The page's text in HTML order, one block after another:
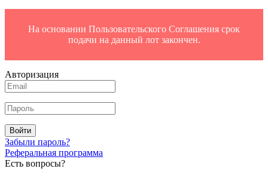
На основании Пользовательского Соглашения срок
подачи на данный лот закончен.
Авторизация
Войти
Забыли пароль?
Реферальная программа
Есть вопросы?